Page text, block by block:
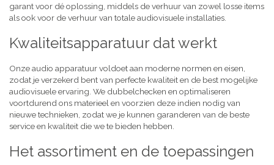
garant voor dé oplossing, middels de verhuur van zowel losse items
als ook voor de verhuur van totale audiovisuele installaties.
Kwaliteitsapparatuur dat werkt
Onze audio apparatuur voldoet aan moderne normen en eisen,
zodat je verzekerd bent van perfecte kwaliteit en de best mogelijke
audiovisuele ervaring. We dubbelchecken en optimaliseren
voortdurend ons materieel en voorzien deze indien nodig van
nieuwe technieken, zodat we je kunnen garanderen van de beste
service en kwaliteit die we te bieden hebben.
Het assortiment en de toepassingen